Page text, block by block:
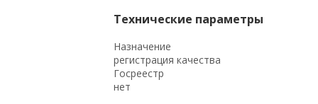
Технические параметры
Назначение
регистрация качества
Госреестр
нет